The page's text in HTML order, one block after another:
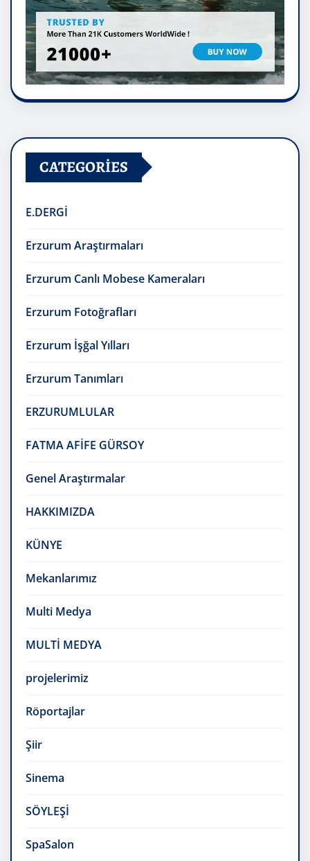
CATEGORIES
E.DERGİ
Erzurum Araştırmaları
Erzurum Canlı Mobese Kameraları
Erzurum Fotoğrafları
Erzurum İşğal Yılları
Erzurum Tanımları
ERZURUMLULAR
FATMA AFİFE GÜRSOY
Genel Araştırmalar
HAKKIMIZDA
KÜNYE
Mekanlarımız
Multi Medya
MULTİ MEDYA
projelerimiz
Röportajlar
Şiir
Sinema
SÖYLEŞİ
SpaSalon